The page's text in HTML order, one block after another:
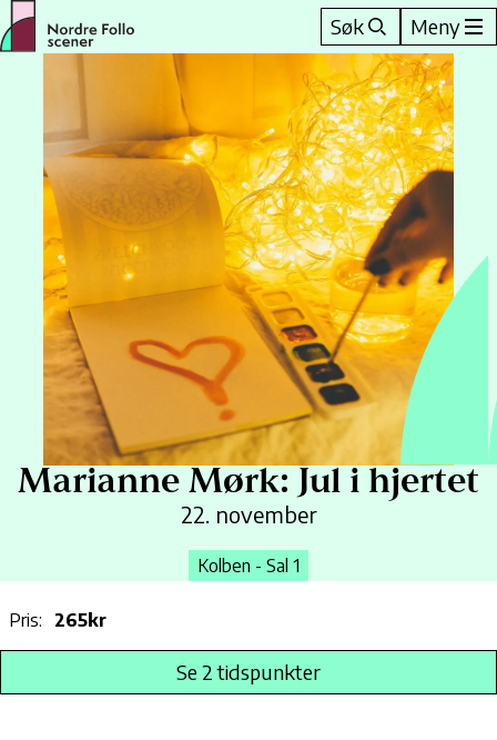
Hopp
til
innhold
Søk Meny
Marianne Mørk: Jul i hjertet
22. november
Kolben - Sal 1
Pris: 265kr
Se 2 tidspunkter